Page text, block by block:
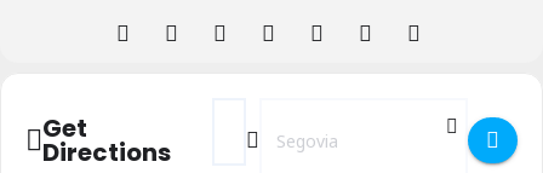
Get
Directions
Address - Recogida solidaria de JSE a
Destination Address - Recogida